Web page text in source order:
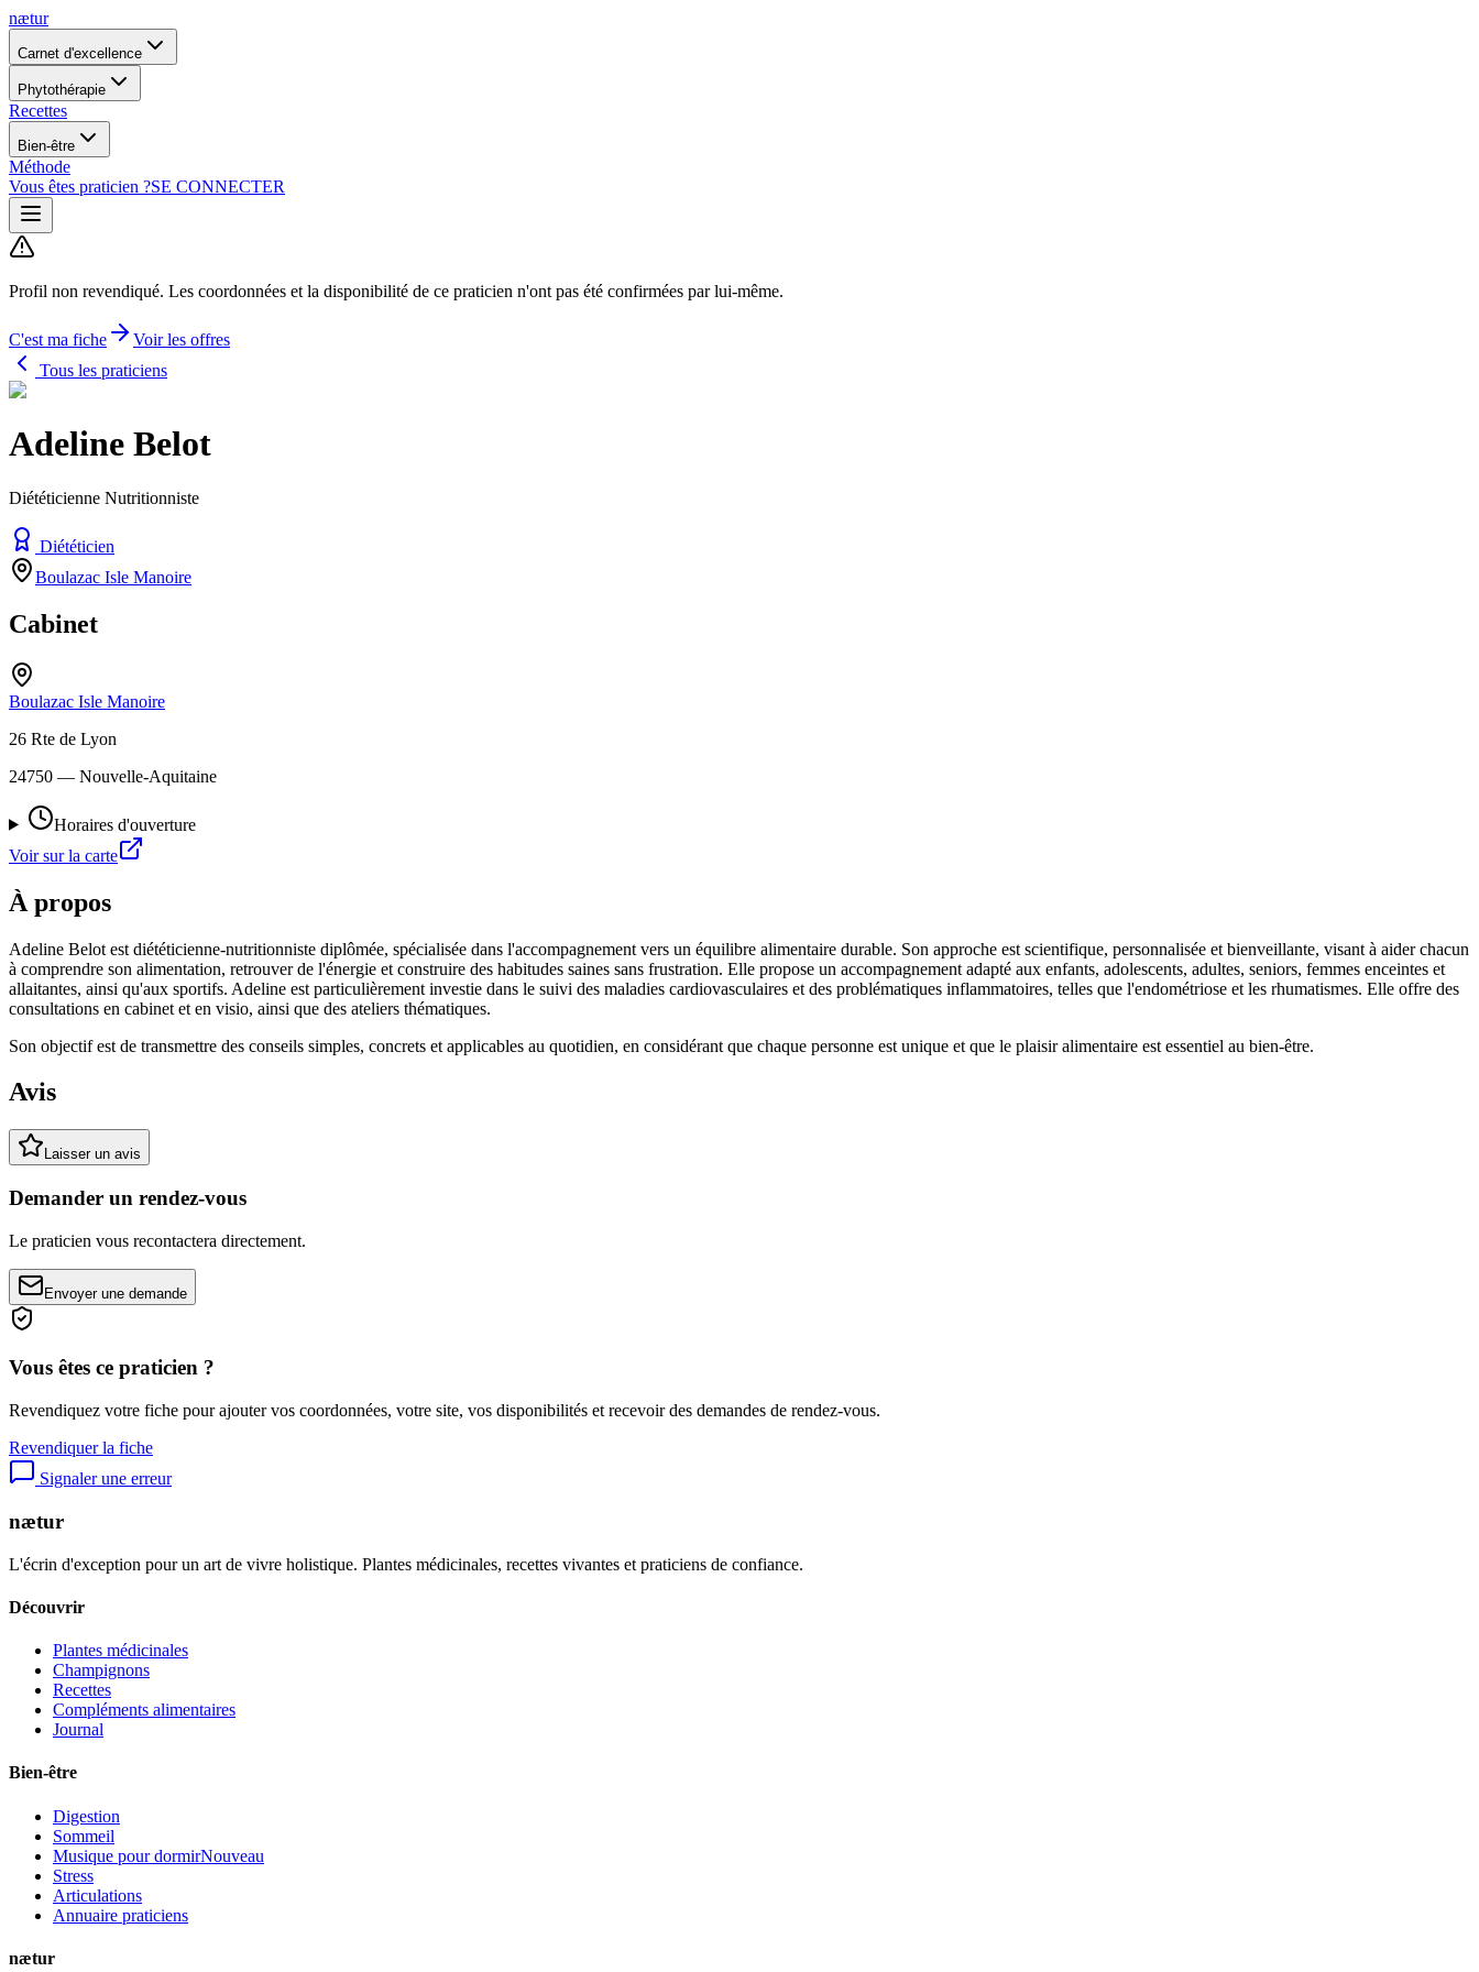
nætur
Carnet d'excellence
Phytothérapie
Recettes
Bien-être
Méthode
Vous êtes praticien ?SE CONNECTER
Profil non revendiqué. Les coordonnées et la disponibilité de ce praticien n'ont pas été confirmées par lui-même.
C'est ma fiche
Voir les offres
Tous les praticiens
Adeline Belot
Diététicienne Nutritionniste
Diététicien
Boulazac Isle Manoire
Cabinet
Boulazac Isle Manoire
26 Rte de Lyon
24750 — Nouvelle-Aquitaine
Horaires d'ouverture
Voir sur la carte
À propos
Adeline Belot est diététicienne-nutritionniste diplômée, spécialisée dans l'accompagnement vers un équilibre alimentaire durable. Son approche est scientifique, personnalisée et bienveillante, visant à aider chacun
à comprendre son alimentation, retrouver de l'énergie et construire des habitudes saines sans frustration. Elle propose un accompagnement adapté aux enfants, adolescents, adultes, seniors, femmes enceintes et
allaitantes, ainsi qu'aux sportifs. Adeline est particulièrement investie dans le suivi des maladies cardiovasculaires et des problématiques inflammatoires, telles que l'endométriose et les rhumatismes. Elle offre des
consultations en cabinet et en visio, ainsi que des ateliers thématiques.
Son objectif est de transmettre des conseils simples, concrets et applicables au quotidien, en considérant que chaque personne est unique et que le plaisir alimentaire est essentiel au bien-être.
Avis
Laisser un avis
Demander un rendez-vous
Le praticien vous recontactera directement.
Envoyer une demande
Vous êtes ce praticien ?
Revendiquez votre fiche pour ajouter vos coordonnées, votre site, vos disponibilités et recevoir des demandes de rendez-vous.
Revendiquer la fiche
Signaler une erreur
nætur
L'écrin d'exception pour un art de vivre holistique. Plantes médicinales, recettes vivantes et praticiens de confiance.
Découvrir
Plantes médicinales
Champignons
Recettes
Compléments alimentaires
Journal
Bien-être
Digestion
Sommeil
Musique pour dormirNouveau
Stress
Articulations
Annuaire praticiens
nætur